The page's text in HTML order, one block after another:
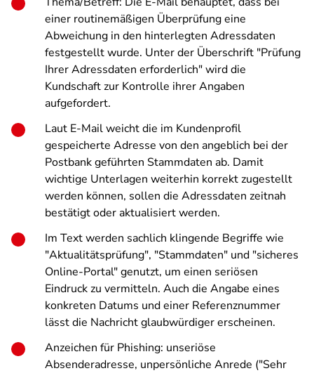
einer routinemäßigen Überprüfung eine
Abweichung in den hinterlegten Adressdaten
festgestellt wurde. Unter der Überschrift "Prüfung
Ihrer Adressdaten erforderlich" wird die
Kundschaft zur Kontrolle ihrer Angaben
aufgefordert.
Laut E-Mail weicht die im Kundenprofil
gespeicherte Adresse von den angeblich bei der
Postbank geführten Stammdaten ab. Damit
wichtige Unterlagen weiterhin korrekt zugestellt
werden können, sollen die Adressdaten zeitnah
bestätigt oder aktualisiert werden.
Im Text werden sachlich klingende Begriffe wie
"Aktualitätsprüfung", "Stammdaten" und "sicheres
Online-Portal" genutzt, um einen seriösen
Eindruck zu vermitteln. Auch die Angabe eines
konkreten Datums und einer Referenznummer
lässt die Nachricht glaubwürdiger erscheinen.
Anzeichen für Phishing: unseriöse
Absenderadresse, unpersönliche Anrede ("Sehr